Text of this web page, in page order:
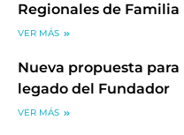
Regionales de Familia
VER MÁS
Nueva propuesta
legado del Fundador
VER MÁS